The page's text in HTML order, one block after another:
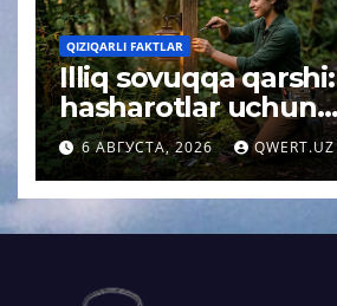
QIZIQARLI FAKTLAR
Illiq sovuqqa qarshi:
hasharotlar uchun
xavfsiz yoritish
haqidagi tushuncha
afsonasi yoʻq qilindi
6 АВГУСТА, 2026 QWERT.UZ